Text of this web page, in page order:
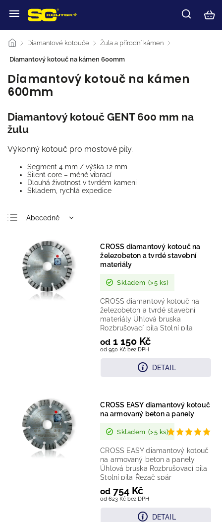
/ Diamantové kotouče / Žula a přírodní kámen /
Diamantový kotouč na kámen 600mm
Diamantový kotouč na kámen
600mm
Diamantový kotouč GENT 600 mm na
žulu
Výkonný kotouč pro mostové pily.
Segment 4 mm / výška 12 mm
Silent core – méně vibrací
Dlouhá životnost v tvrdém kameni
Skladem, rychlá expedice
Abecedně
Nejdražší
Nejprodávanější
CROSS diamantový kotouč na
železobeton a tvrdé stavební
materiály
Skladem (>5 ks)
od 950 Kč bez DPH
od 1 150 Kč
DETAIL
CROSS diamantový kotouč na
železobeton a tvrdé stavební
materiály Úhlová bruska
Rozbrušovací pila Stolní pila
Řezač spár Technologie:...
CROSS EASY diamantový kotouč
na armovaný beton a panely
Skladem (>5 ks)
od 623 Kč bez DPH
od 754 Kč
DETAIL
CROSS EASY diamantový kotouč
na armovaný beton a panely
Úhlová bruska Rozbrušovací pila
Stolní pila Řezač spár
Technologie: laserem vařený...